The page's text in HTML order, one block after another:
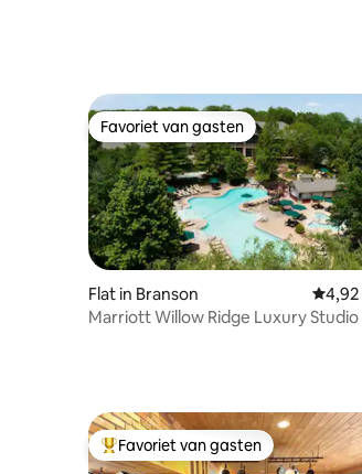
Favoriet van gasten
Favoriet van gasten
Flat in Branson
4,92
Marriott Willow Ridge Luxury Studio
Topfavoriet van gasten
Favoriet van gasten